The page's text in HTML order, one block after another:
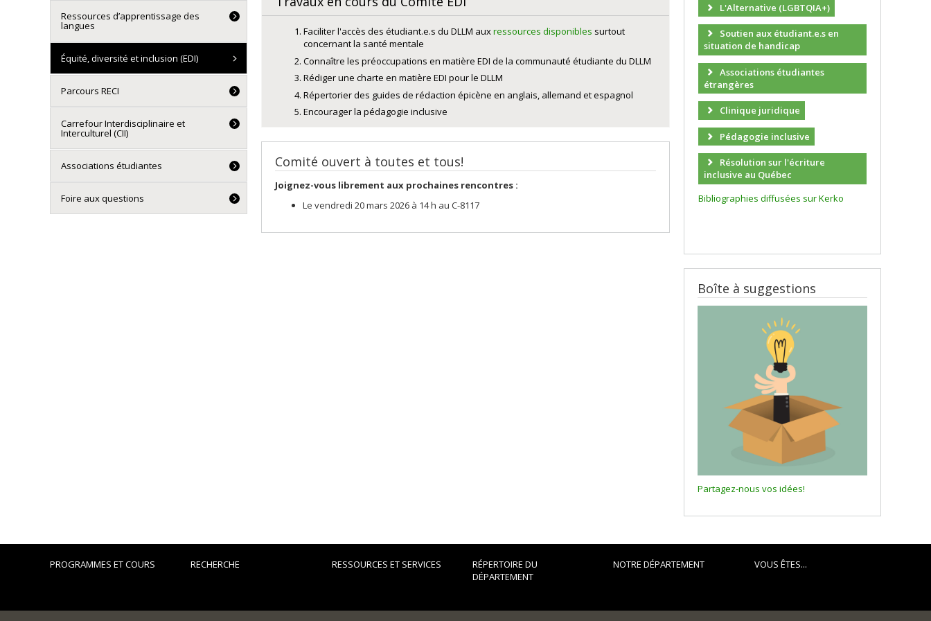
Faciliter l'accès des étudiant.e.s du DLLM auxressources disponibles surtout
concernant la santé mentale
Connaître les préoccupations en matière EDI de la communauté étudiante du DLLM
Rédiger une charte en matière EDI pour le DLLM
Répertorier des guides de rédaction épicène en anglais, allemand et espagnol
Encourager la pédagogie inclusive
Comité ouvert à toutes et tous!
Joignez-vous librement aux prochaines rencontres :
Le vendredi 20 mars 2026 à 14 h au C-8117
L'Alternative (LGBTQIA+)
Soutien aux étudiant.e.s en
situation de handicap
Associations étudiantes
étrangères
Clinique juridique
Pédagogie inclusive
Résolution sur l'écriture
inclusive au Québec
Bibliographies diffusées sur Kerko
Boîte à suggestions
Partagez-nous vos idées!
Ressources d’apprentissage des
langues
Équité, diversité et inclusion (EDI)
Parcours RECI
Carrefour Interdisciplinaire et
Interculturel (CII)
Associations étudiantes
Foire aux questions
PROGRAMMES ET COURS RECHERCHE RESSOURCES ET SERVICES
RÉPERTOIRE DU
DÉPARTEMENT
NOTRE DÉPARTEMENT VOUS ÊTES...